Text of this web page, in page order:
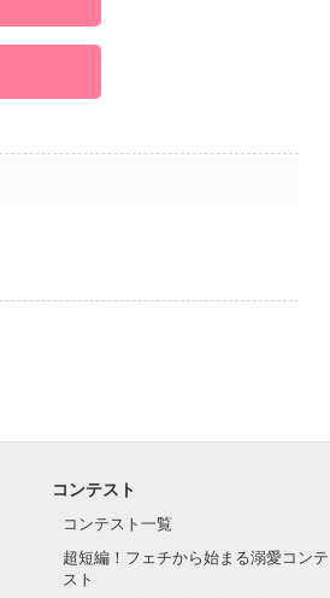
コンテスト
コンテスト一覧
超短編！フェチから始まる溺愛コンテ
スト